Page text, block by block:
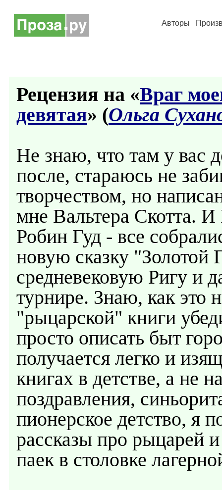
Авторы
Рецензия на «Враг
девятая» (Ольга
Не знаю, что там у вас
после, стараюсь не
творчеством, но
мне Вальтера Скотта.
Робин Гуд - все
новую сказку "Золотой
средневековую Ригу и
турнире. Знаю, как это
"рыцарской" книги
просто описать быт
получается легко и
книгах в детстве, а не
поздравления,
пионерское детство, я
рассказы про рыцарей
паек в столовке